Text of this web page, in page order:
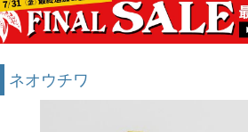
ネオウチワ